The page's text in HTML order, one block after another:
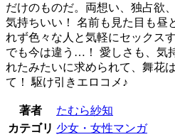
だけのものだ。両想い、独占欲
気持ちいい！ 名前も見た目も昼
れず色々な人と気軽にセックス
でも今は違う…！ 愛しさも、気
れたみたいに求められて、舞花
て！ 駆け引きエロコメ♪
著者
たむら紗知
カテゴリ 少女・女性マンガ